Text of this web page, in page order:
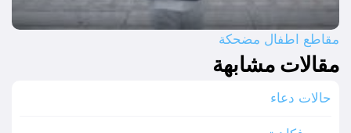
مقاطع اطفال مضحكة
مقالات مشابهة
حالات دعاء